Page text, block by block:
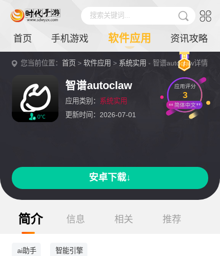
搜索关键词...
首页 手机游戏 软件应用 资讯攻略
您当前位置：首页 >软件应用 > 系统实用 - 智谱autoclaw详情
0℃
智谱autoclaw
应用类别： 系统实用
更新时间：2026-07-01
应用评分
3
简体中文
安卓下载↓
简介 信息 相关 推荐
ai助手 智能引擎